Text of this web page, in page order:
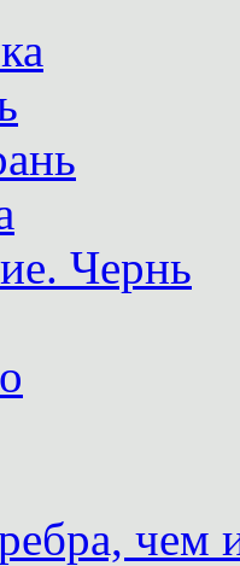
Чернь
чем